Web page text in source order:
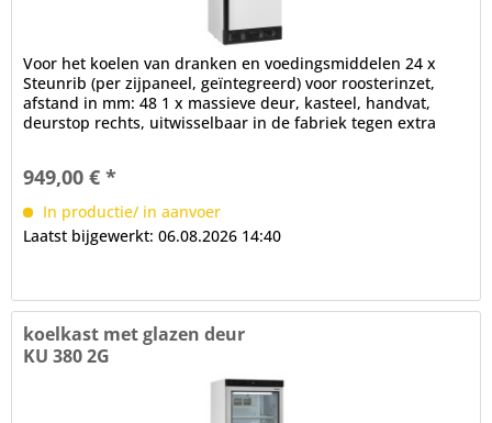
Voor het koelen van dranken en voedingsmiddelen 24 x
Steunrib (per zijpaneel, geïntegreerd) voor roosterinzet,
afstand in mm: 48 1 x massieve deur, kasteel, handvat,
deurstop rechts, uitwisselbaar in de fabriek tegen extra
949,00 € *
In productie/ in aanvoer
Laatst bijgewerkt: 06.08.2026 14:40
koelkast met glazen deur
KU 380 2G